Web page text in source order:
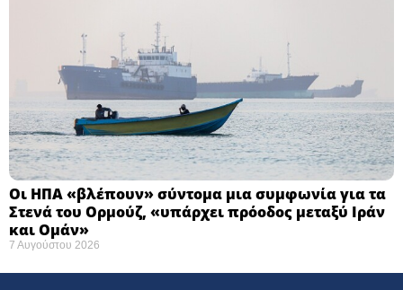
Οι ΗΠΑ «βλέπουν» σύντομα μια συμφωνία για τα
Στενά του Ορμούζ, «υπάρχει πρόοδος μεταξύ Ιράν
και Ομάν»
7 Αυγούστου 2026